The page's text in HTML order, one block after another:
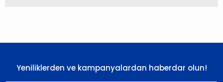
Ürün resmi kalitesiz, bozuk veya görüntülenemiyor.
Yeniliklerden ve kampanyalardan haberdar olun!